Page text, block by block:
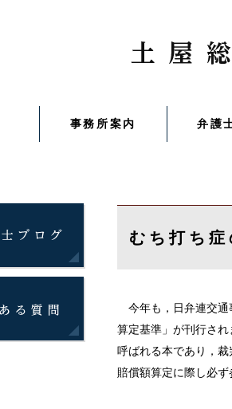
事務所案内 弁護
むち打ち
今年も，日弁連交通
算定基準」が刊行さ
呼ばれる本であり，
賠償額算定に際し必ず